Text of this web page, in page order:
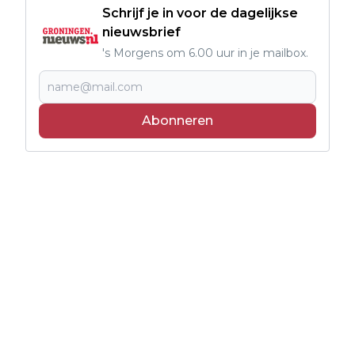
Schrijf je in voor de dagelijkse
nieuwsbrief
's Morgens om 6.00 uur in je mailbox.
Abonneren